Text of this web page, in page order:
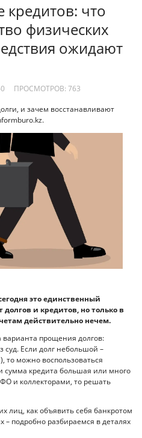
кредитов: что
физических
ожидают
ПРОСМОТРОВ: 763
и зачем восстанавливают
это единственный
долгов и кредитов, но только в
действительно нечем.
прощения долгов:
суд. Если долг небольшой –
можно воспользоваться
сумма кредита большая или много
и коллекторами, то решать
лиц, как объявить себя банкротом
– подробно разбираемся в деталях